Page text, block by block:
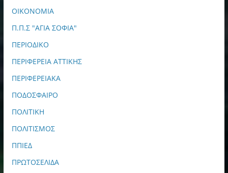
ΟΙΚΟΝΟΜΙΑ
Π.Π.Σ "ΑΓΙΑ ΣΟΦΙΑ"
ΠΕΡΙΟΔΙΚΟ
ΠΕΡΙΦΕΡΕΙΑ ΑΤΤΙΚΗΣ
ΠΕΡΙΦΕΡΕΙΑΚΑ
ΠΟΔΟΣΦΑΙΡΟ
ΠΟΛΙΤΙΚΗ
ΠΟΛΙΤΙΣΜΟΣ
ΠΠΙΕΔ
ΠΡΩΤΟΣΕΛΙΔΑ